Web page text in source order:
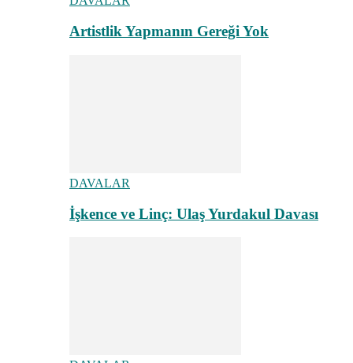
Artistlik Yapmanın Gereği Yok
DAVALAR
İşkence ve Linç: Ulaş Yurdakul Davası